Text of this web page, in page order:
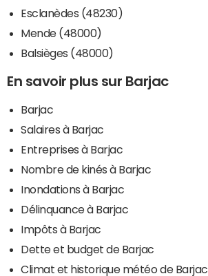
Esclanèdes (48230)
Mende (48000)
Balsièges (48000)
En savoir plus sur Barjac
Barjac
Salaires à Barjac
Entreprises à Barjac
Nombre de kinés à Barjac
Inondations à Barjac
Délinquance à Barjac
Impôts à Barjac
Dette et budget de Barjac
Climat et historique météo de Barjac